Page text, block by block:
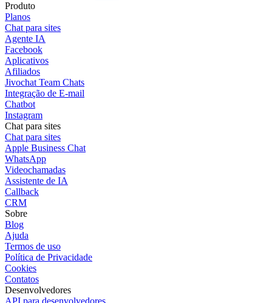
Produto
Planos
Chat para sites
Agente IA
Facebook
Aplicativos
Afiliados
Jivochat Team Chats
Integração de E-mail
Chatbot
Instagram
Chat para sites
Chat para sites
Apple Business Chat
WhatsApp
Videochamadas
Assistente de IA
Callback
CRM
Sobre
Blog
Ajuda
Termos de uso
Política de Privacidade
Cookies
Contatos
Desenvolvedores
API para desenvolvedores